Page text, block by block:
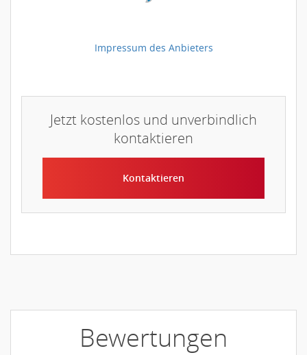
Impressum des Anbieters
Jetzt kostenlos und unverbindlich
kontaktieren
Kontaktieren
Bewertungen